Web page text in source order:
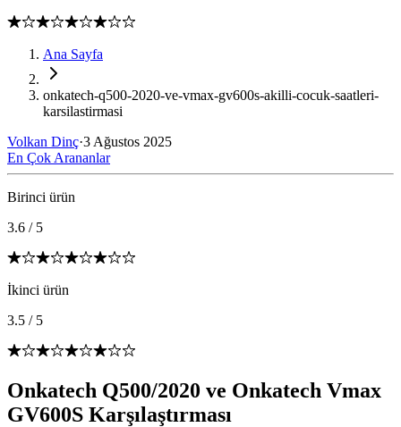
Ana Sayfa
onkatech-q500-2020-ve-vmax-gv600s-akilli-cocuk-saatleri-
karsilastirmasi
Volkan Dinç·3 Ağustos 2025
En Çok Arananlar
Birinci ürün
3.6 / 5
İkinci ürün
3.5 / 5
Onkatech Q500/2020 ve Onkatech Vmax
GV600S Karşılaştırması